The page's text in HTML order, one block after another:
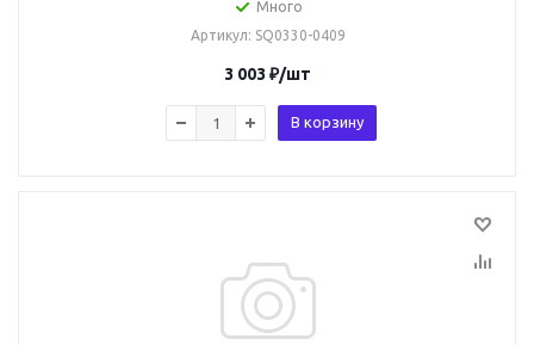
Много
Артикул: SQ0330-0409
3 003 ₽/шт
В корзину